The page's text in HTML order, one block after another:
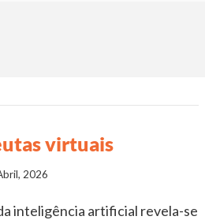
virtuais
2026
inteligência artificial revela-se